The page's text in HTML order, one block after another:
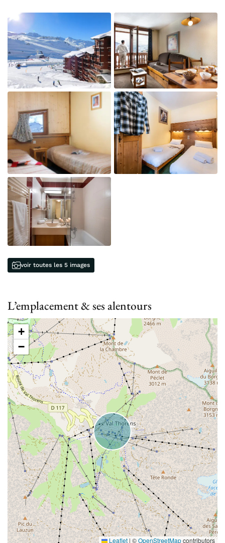
voir toutes les 5 images
L’emplacement & ses alentours
+
−
Leaflet | ©OpenStreetMapcontributors